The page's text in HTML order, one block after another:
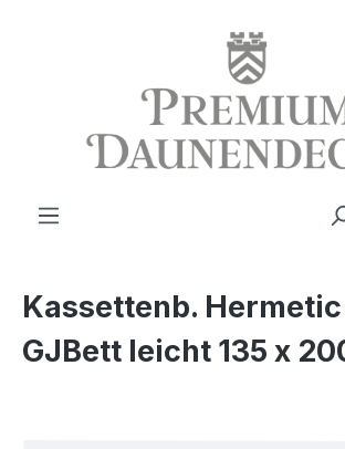
Kassettenb.
GJBett leicht 135 x